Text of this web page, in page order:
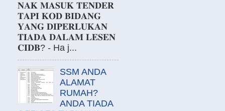
𝐍𝐀𝐊 𝐌𝐀𝐒𝐔𝐊 𝐓𝐄𝐍𝐃𝐄𝐑
𝐓𝐀𝐏𝐈 𝐊𝐎𝐃 𝐁𝐈𝐃𝐀𝐍𝐆
𝐘𝐀𝐍𝐆 𝐃𝐈𝐏𝐄𝐑𝐋𝐔𝐊𝐀𝐍
𝐓𝐈𝐀𝐃𝐀 𝐃𝐀𝐋𝐀𝐌 𝐋𝐄𝐒𝐄𝐍
𝐂𝐈𝐃𝐁? - Ha j...
SSM ANDA
ALAMAT
RUMAH?
ANDA TIADA